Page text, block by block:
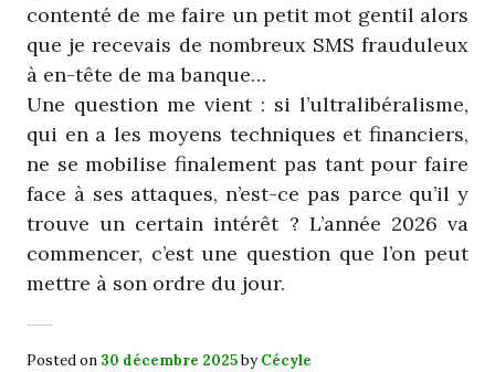
contenté de me faire un petit mot gentil alors
que je recevais de nombreux SMS frauduleux
à en-tête de ma banque…
Une question me vient : si l’ultralibéralisme,
qui en a les moyens techniques et financiers,
ne se mobilise finalement pas tant pour faire
face à ses attaques, n’est-ce pas parce qu’il y
trouve un certain intérêt ? L’année 2026 va
commencer, c’est une question que l’on peut
mettre à son ordre du jour.
Posted on 30 décembre 2025byCécyle